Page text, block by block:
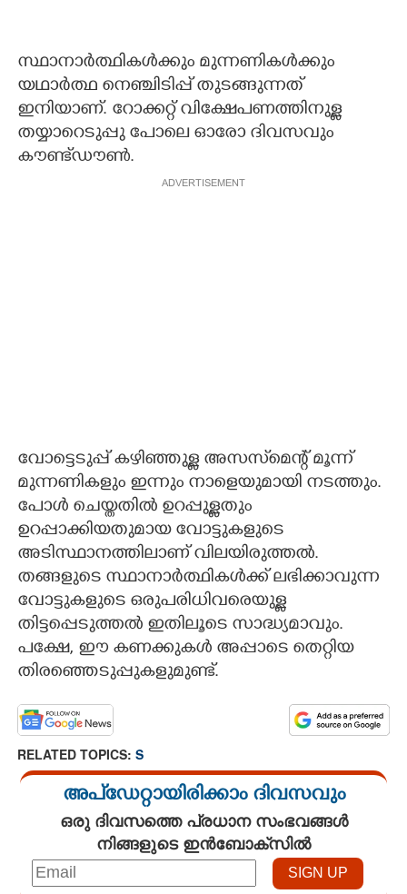
സ്ഥാനാർത്ഥികൾക്കും മുന്നണികൾക്കും
യഥാർത്ഥ നെഞ്ചിടിപ്പ് തുടങ്ങുന്നത്
ഇനിയാണ്. റോക്കറ്റ് വിക്ഷേപണത്തിനുള്ള
തയ്യാറെടുപ്പു പോലെ ഓരോ ദിവസവും
കൗണ്ട്ഡൗൺ.
ADVERTISEMENT
വോട്ടെടുപ്പ് കഴിഞ്ഞുള്ള അസസ്‌മെന്റ് മൂന്ന്
മുന്നണികളും ഇന്നും നാളെയുമായി നടത്തും.
പോൾ ചെയ്തതിൽ ഉറപ്പുള്ളതും
ഉറപ്പാക്കിയതുമായ വോട്ടുകളുടെ
അടിസ്ഥാനത്തിലാണ് വിലയിരുത്തൽ.
തങ്ങളുടെ സ്ഥാനാർത്ഥികൾക്ക് ലഭിക്കാവുന്ന
വോട്ടുകളുടെ ഒരുപരിധിവരെയുള്ള
തിട്ടപ്പെടുത്തൽ ഇതിലൂടെ സാദ്ധ്യമാവും.
പക്ഷേ, ഈ കണക്കുകൾ അപ്പാടെ തെറ്റിയ
തിരഞ്ഞെടുപ്പുകളുമുണ്ട്.
RELATED TOPICS: S
അപ്ഡേറ്റായിരിക്കാം ദിവസവും
ഒരു ദിവസത്തെ പ്രധാന സംഭവങ്ങൾ
നിങ്ങളുടെ ഇൻബോക്സിൽ